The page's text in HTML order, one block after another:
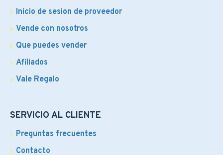
Inicio de sesion de proveedor
Vende con nosotros
Que puedes vender
Afiliados
Vale Regalo
SERVICIO AL CLIENTE
Preguntas frecuentes
Contacto